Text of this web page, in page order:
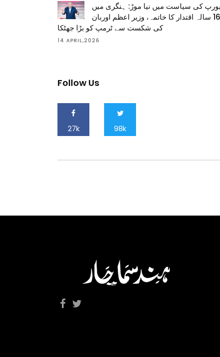
کی سیاست میں نیا موڑ: ہنگری میں
16 سالہ اقتدار کا خاتمہ، وزیر اعظم اوربان
کی شکست سے ٹرمپ کو بڑا جھٹکا
14 APRIL,2026
Follow Us
27k 98k